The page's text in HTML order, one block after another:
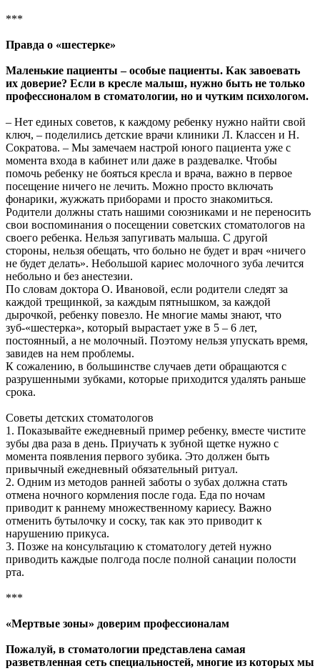
***
Правда о «шестерке»
Маленькие пациенты – особые пациенты. Как завоевать
их доверие? Если в кресле малыш, нужно быть не только
профессионалом в стоматологии, но и чутким психологом.
– Нет единых советов, к каждому ребенку нужно найти свой
ключ, – поделились детские врачи клиники Л. Классен и Н.
Сократова. – Мы замечаем настрой юного пациента уже с
момента входа в кабинет или даже в раздевалке. Чтобы
помочь ребенку не бояться кресла и врача, важно в первое
посещение ничего не лечить. Можно просто включать
фонарики, жужжать приборами и просто знакомиться.
Родители должны стать нашими союзниками и не переносить
свои воспоминания о посещении советских стоматологов на
своего ребенка. Нельзя запугивать малыша. С другой
стороны, нельзя обещать, что больно не будет и врач «ничего
не будет делать». Небольшой кариес молочного зуба лечится
небольно и без анестезии.
По словам доктора О. Ивановой, если родители следят за
каждой трещинкой, за каждым пятнышком, за каждой
дырочкой, ребенку повезло. Не многие мамы знают, что
зуб-«шестерка», который вырастает уже в 5 – 6 лет,
постоянный, а не молочный. Поэтому нельзя упускать время,
завидев на нем проблемы.
К сожалению, в большинстве случаев дети обращаются с
разрушенными зубками, которые приходится удалять раньше
срока.
Советы детских стоматологов
1. Показывайте ежедневный пример ребенку, вместе чистите
зубы два раза в день. Приучать к зубной щетке нужно с
момента появления первого зубика. Это должен быть
привычный ежедневный обязательный ритуал.
2. Одним из методов ранней заботы о зубах должна стать
отмена ночного кормления после года. Еда по ночам
приводит к раннему множественному кариесу. Важно
отменить бутылочку и соску, так как это приводит к
нарушению прикуса.
3. Позже на консультацию к стоматологу детей нужно
приводить каждые полгода после полной санации полости
рта.
***
«Мертвые зоны» доверим профессионалам
Пожалуй, в стоматологии представлена самая
разветвленная сеть специальностей, многие из которых мы